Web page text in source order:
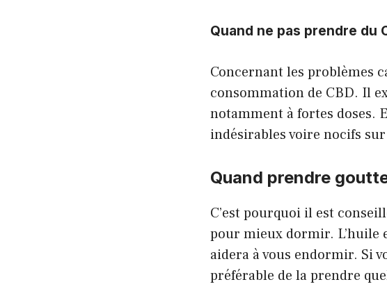
Quand ne pas prendre du
Concernant les problèmes
consommation de CBD. Il
notamment à fortes doses.
indésirables voire nocifs
Quand prendre
C’est pourquoi il est
pour mieux dormir. L’huile
aidera à vous endormir. Si
préférable de la prendre